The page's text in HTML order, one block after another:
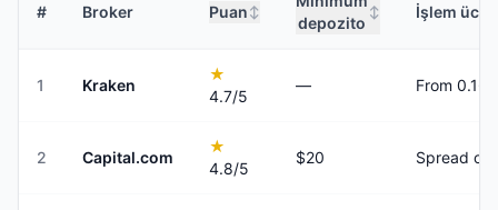
# Broker Puan ↕
depozito
↕ İşlem
1 Kraken
★
4.7/5
— From
2 Capital.com
★
4.8/5
$20 Spread